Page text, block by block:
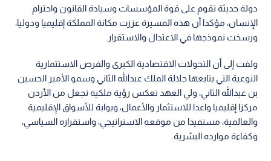
دولة حديثة تقوم على قوة المؤسسات وسيادة القانون واحترام
الإنسان، مؤكدا أن هذه المسيرة عززت مكانة المملكة إقليميا ودوليا،
ورسخت نموذجها في الاعتدال والاستقرار.
ولفت إلى أن التحولات الاقتصادية الكبرى والفرص الاستثمارية
النوعية التي يتابعها جلالة الملك عبدالله الثاني وسمو الأمير الحسين
بن عبدالله الثاني، ولي العهد تعكس رؤية ملكية تجعل من الأردن
مركزا إقليميا واعدا للاستثمار والأعمال، وبوابة للأسواق الإقليمية
والعالمية، مستفيدا من موقعه الاستراتيجي، واستقراره السياسي،
وكفاءة موارده البشرية.